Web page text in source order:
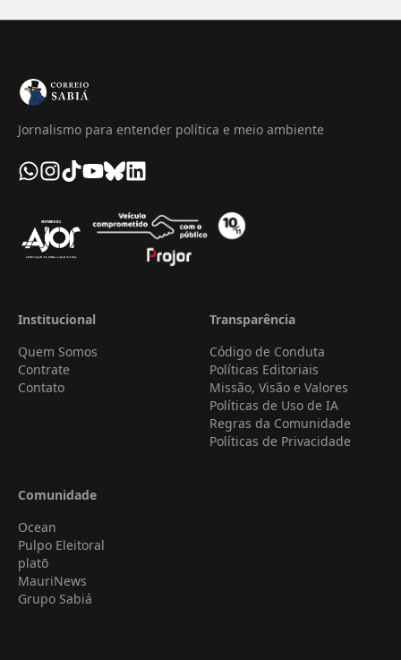
Jornalismo para entender política e meio ambiente
Institucional
Quem Somos
Contrate
Contato
Transparência
Código de Conduta
Políticas Editoriais
Missão, Visão e Valores
Políticas de Uso de IA
Regras da Comunidade
Políticas de Privacidade
Comunidade
Ocean
Pulpo Eleitoral
platō
MauriNews
Grupo Sabiá